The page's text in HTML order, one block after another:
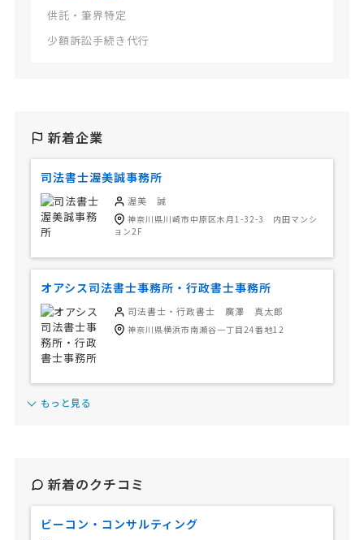
供託・筆界特定
少額訴訟手続き代行
新着企業
司法書士渥美誠事務所
渥美 誠
神奈川県川崎市中原区木月1-32-3 内田マンシ
ョン2F
オアシス司法書士事務所・行政書士事務所
司法書士・行政書士 廣澤 真太郎
神奈川県横浜市南瀬谷一丁目24番地12
もっと見る
新着のクチコミ
ビーコン・コンサルティング